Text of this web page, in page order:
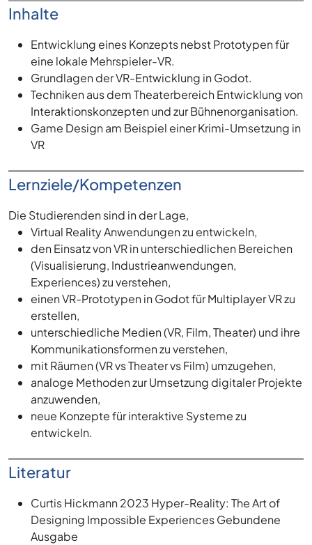
Inhalte
Entwicklung eines Konzepts nebst Prototypen für
eine lokale Mehrspieler-VR.
Grundlagen der VR-Entwicklung in Godot.
Techniken aus dem Theaterbereich Entwicklung von
Interaktionskonzepten und zur Bühnenorganisation.
Game Design am Beispiel einer Krimi-Umsetzung in
VR
Lernziele/Kompetenzen
Die Studierenden sind in der Lage,
Virtual Reality Anwendungen zu entwickeln,
den Einsatz von VR in unterschiedlichen Bereichen
(Visualisierung, Industrieanwendungen,
Experiences) zu verstehen,
einen VR-Prototypen in Godot für Multiplayer VR zu
erstellen,
unterschiedliche Medien (VR, Film, Theater) und ihre
Kommunikationsformen zu verstehen,
mit Räumen (VR vs Theater vs Film) umzugehen,
analoge Methoden zur Umsetzung digitaler Projekte
anzuwenden,
neue Konzepte für interaktive Systeme zu
entwickeln.
Literatur
Curtis Hickmann 2023 Hyper-Reality: The Art of
Designing Impossible Experiences Gebundene
Ausgabe